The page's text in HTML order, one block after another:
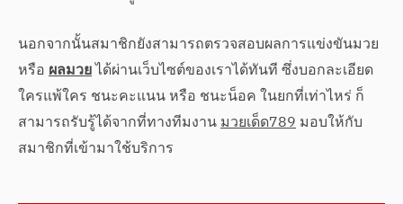
นอกจากนั้นสมาชิกยังสามารถตรวจสอบผลการแข่งขันมวย
หรือผลมวยได้ผ่านเว็บไซต์ของเราได้ทันที ซึ่งบอกละเอียด
ใครแพ้ใคร ชนะคะแนน หรือ ชนะน็อค ในยกที่เท่าไหร่ ก็
สามารถรับรู้ได้จากที่ทางทีมงานมวยเด็ด789มอบให้กับ
สมาชิกที่เข้ามาใช้บริการ